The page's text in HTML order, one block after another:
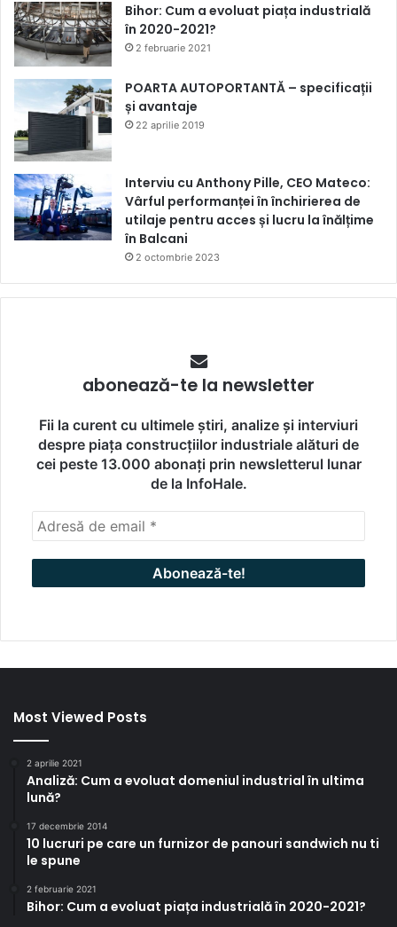
Bihor: Cum a evoluat piața industrială
în 2020-2021?
2 februarie 2021
POARTA AUTOPORTANTĂ – specificații
și avantaje
22 aprilie 2019
Interviu cu Anthony Pille, CEO Mateco:
Vârful performanței în închirierea de
utilaje pentru acces și lucru la înălțime
în Balcani
2 octombrie 2023
abonează-te la newsletter
Fii la curent cu ultimele știri, analize și interviuri
despre piața construcțiilor industriale alături de
cei peste 13.000 abonați prin newsletterul lunar
de la InfoHale.
Most Viewed Posts
2 aprilie 2021
Analiză: Cum a evoluat domeniul industrial în ultima
lună?
17 decembrie 2014
10 lucruri pe care un furnizor de panouri sandwich nu ti
le spune
2 februarie 2021
Bihor: Cum a evoluat piața industrială în 2020-2021?